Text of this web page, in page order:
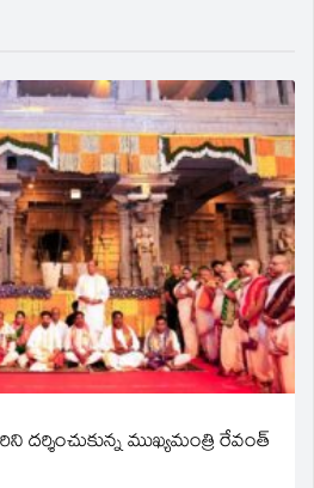
దర్శించుకున్న ముఖ్యమంత్రి రేవంత్